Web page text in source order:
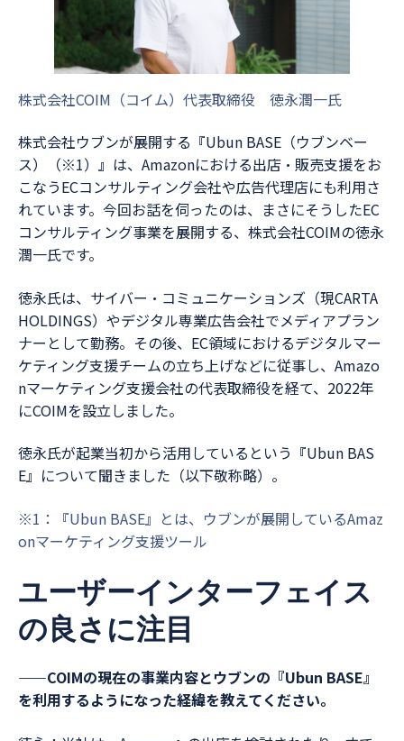
株式会社COIM（コイム）代表取締役 徳永潤一氏
株式会社ウブンが展開する『Ubun BASE（ウブンベー
ス）（※1）』は、Amazonにおける出店・販売支援をお
こなうECコンサルティング会社や広告代理店にも利用さ
れています。今回お話を伺ったのは、まさにそうしたEC
コンサルティング事業を展開する、株式会社COIMの徳永
潤一氏です。
徳永氏は、サイバー・コミュニケーションズ（現CARTA
HOLDINGS）やデジタル専業広告会社でメディアプラン
ナーとして勤務。その後、EC領域におけるデジタルマー
ケティング支援チームの立ち上げなどに従事し、Amazo
nマーケティング支援会社の代表取締役を経て、2022年
にCOIMを設立しました。
徳永氏が起業当初から活用しているという『Ubun BAS
E』について聞きました（以下敬称略）。
※1：『Ubun BASE』とは、ウブンが展開しているAmaz
onマーケティング支援ツール
ユーザーインターフェイス
の良さに注目
――COIMの現在の事業内容とウブンの『Ubun BASE』
を利用するようになった経緯を教えてください。